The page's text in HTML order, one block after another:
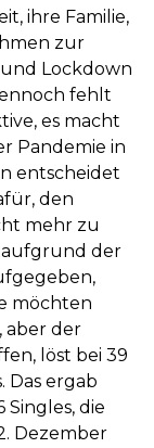
ihre Familie,
zur
Lockdown
fehlt
es macht
Pandemie in
entscheidet
den
mehr zu
aufgrund der
möchten
aber der
löst bei 39
Das ergab
die
Dezember